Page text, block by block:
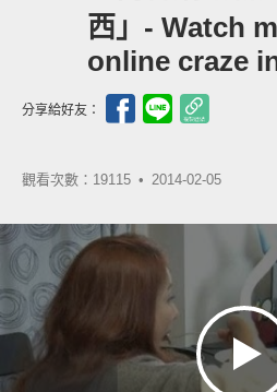
西」- Watch
online craze
分享給好友：
觀看次數：19115 • 2014-02-05